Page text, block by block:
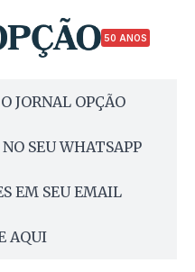
50 ANOS
JORNAL OPÇÃO
SEU WHATSAPP
EM SEU EMAIL
AQUI